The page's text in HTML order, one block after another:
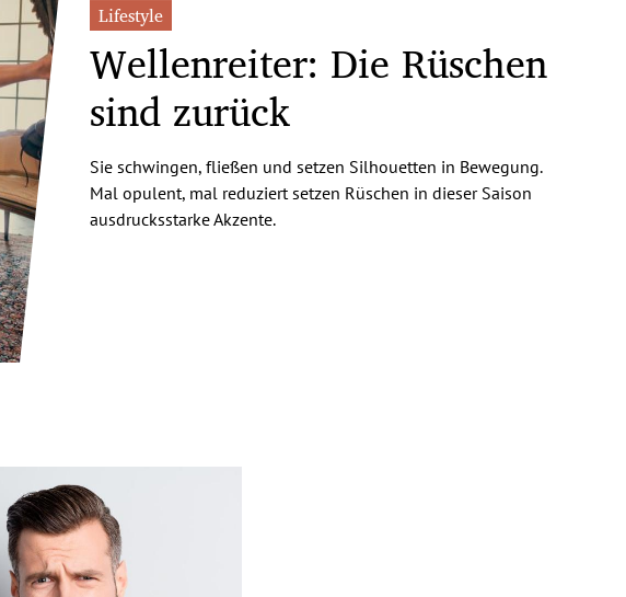
Lifestyle
Wellenreiter: Die Rüschen
sind zurück
Sie schwingen, fließen und setzen Silhouetten in Bewegung.
Mal opulent, mal reduziert setzen Rüschen in dieser Saison
ausdrucksstarke Akzente.